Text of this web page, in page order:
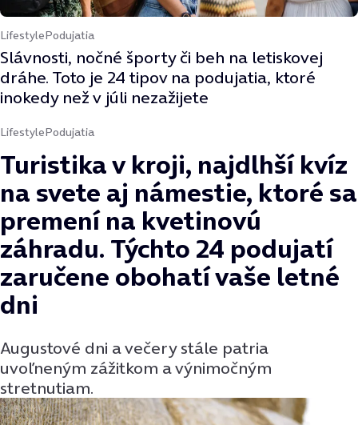
LifestylePodujatia
Slávnosti, nočné športy či beh na letiskovej
dráhe. Toto je 24 tipov na podujatia, ktoré
inokedy než v júli nezažijete
LifestylePodujatia
Turistika v kroji, najdlhší kvíz
na svete aj námestie, ktoré sa
premení na kvetinovú
záhradu. Týchto 24 podujatí
zaručene obohatí vaše letné
dni
Augustové dni a večery stále patria
uvoľneným zážitkom a výnimočným
stretnutiam.